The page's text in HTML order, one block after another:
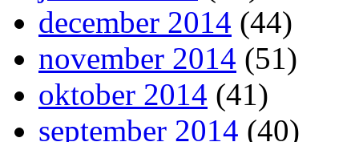
december 2014 (44)
november 2014 (51)
oktober 2014 (41)
september 2014 (40)